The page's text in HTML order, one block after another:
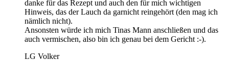
danke für das Rezept und auch den für mich wichtigen
Hinweis, das der Lauch da garnicht reingehört (den mag ich
nämlich nicht).
Ansonsten würde ich mich Tinas Mann anschließen und das
auch vermischen, also bin ich genau bei dem Gericht :-).
LG Volker